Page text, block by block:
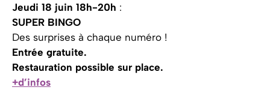
Jeudi 18 juin 18h-20h :
SUPER BINGO
Des surprises à chaque numéro !
Entrée gratuite.
Restauration possible sur place.
+d’infos